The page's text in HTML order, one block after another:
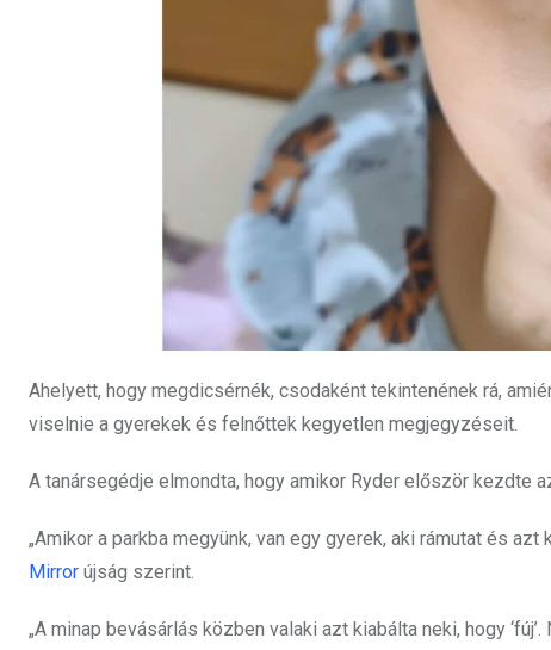
Ahelyett, hogy megdicsérnék, csodaként tekintenének rá,
viselnie a gyerekek és felnőttek kegyetlen megjegyzéseit.
A tanársegédje elmondta, hogy amikor Ryder először kezdte
„Amikor a parkba megyünk, van egy gyerek, aki rámutat és
Mirror újság szerint.
„A minap bevásárlás közben valaki azt kiabálta neki, hogy